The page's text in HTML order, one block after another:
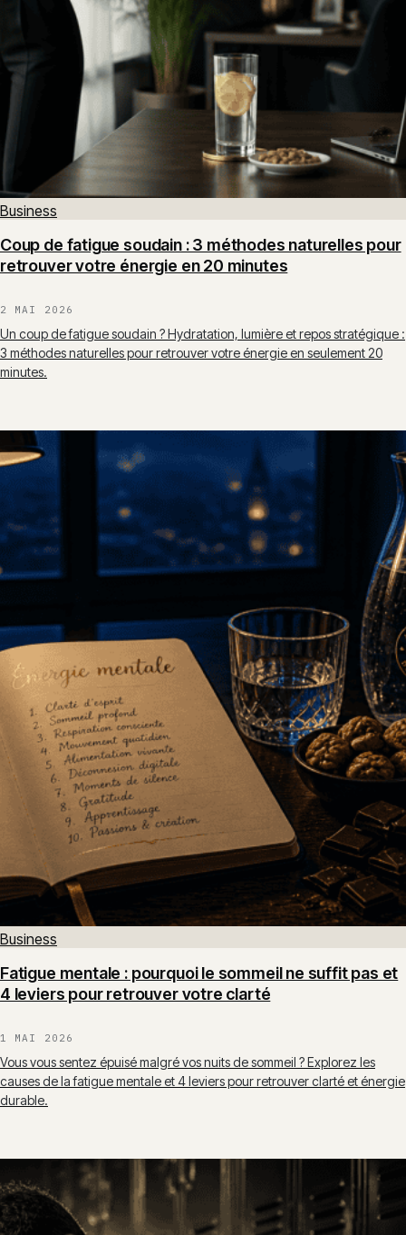
Business
Coup de fatigue soudain : 3 méthodes naturelles pour
retrouver votre énergie en 20 minutes
2 MAI 2026
Un coup de fatigue soudain ? Hydratation, lumière et repos stratégique :
3 méthodes naturelles pour retrouver votre énergie en seulement 20
minutes.
Business
Fatigue mentale : pourquoi le sommeil ne suffit pas et
4 leviers pour retrouver votre clarté
1 MAI 2026
Vous vous sentez épuisé malgré vos nuits de sommeil ? Explorez les
causes de la fatigue mentale et 4 leviers pour retrouver clarté et énergie
durable.